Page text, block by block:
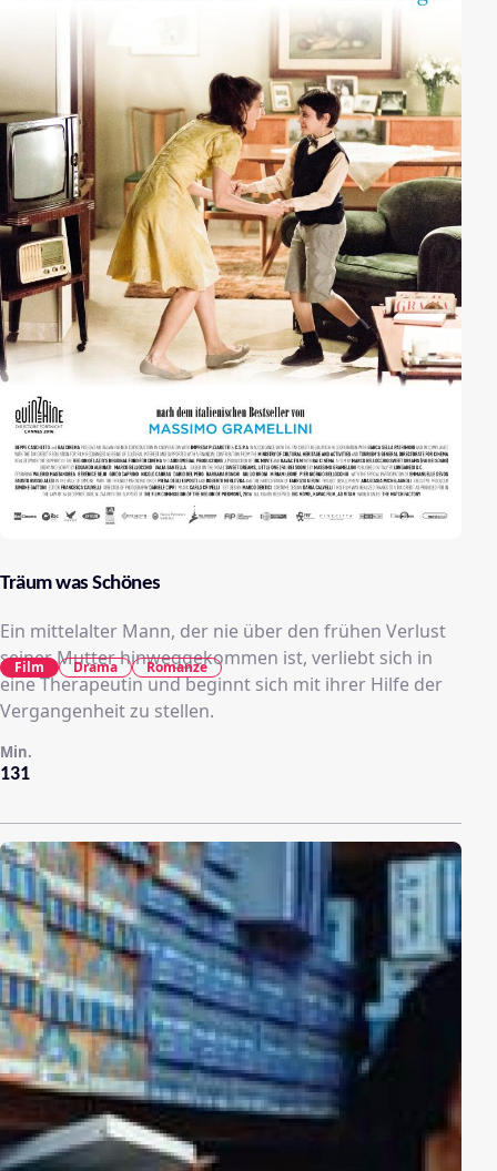
Träum was Schönes
Ein mittelalter Mann, der nie über den frühen Verlust
seiner Mutter hinweggekommen ist, verliebt sich in
eine Therapeutin und beginnt sich mit ihrer Hilfe der
Vergangenheit zu stellen.
131
Min.
Film Drama Romanze